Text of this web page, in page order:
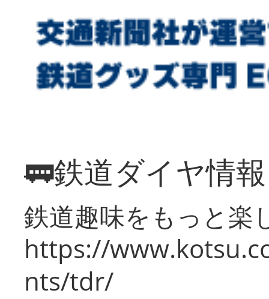
🚃鉄道ダイヤ情
鉄道趣味をもっと楽
https://
nts/tdr/